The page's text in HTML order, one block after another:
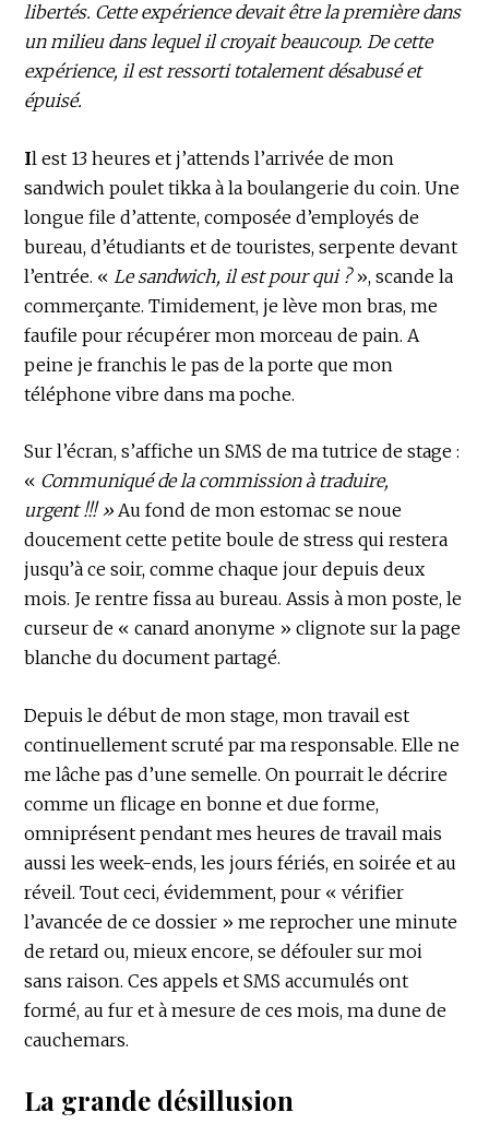
libertés. Cette expérience devait être la première dans
un milieu dans lequel il croyait beaucoup. De cette
expérience, il est ressorti totalement désabusé et
épuisé.
Il est 13 heures et j’attends l’arrivée de mon
sandwich poulet tikka à la boulangerie du coin. Une
longue file d’attente, composée d’employés de
bureau, d’étudiants et de touristes, serpente devant
l’entrée. « Le sandwich, il est pour qui ?», scande la
commerçante. Timidement, je lève mon bras, me
faufile pour récupérer mon morceau de pain. A
peine je franchis le pas de la porte que mon
téléphone vibre dans ma poche.
Sur l’écran, s’affiche un SMS de ma tutrice de stage :
« Communiqué de la commission à traduire,
urgent !!! »Au fond de mon estomac se noue
doucement cette petite boule de stress qui restera
jusqu’à ce soir, comme chaque jour depuis deux
mois. Je rentre fissa au bureau. Assis à mon poste, le
curseur de « canard anonyme » clignote sur la page
blanche du document partagé.
Depuis le début de mon stage, mon travail est
continuellement scruté par ma responsable. Elle ne
me lâche pas d’une semelle. On pourrait le décrire
comme un flicage en bonne et due forme,
omniprésent pendant mes heures de travail mais
aussi les week-ends, les jours fériés, en soirée et au
réveil. Tout ceci, évidemment, pour « vérifier
l’avancée de ce dossier » me reprocher une minute
de retard ou, mieux encore, se défouler sur moi
sans raison. Ces appels et SMS accumulés ont
formé, au fur et à mesure de ces mois, ma dune de
cauchemars.
La grande désillusion